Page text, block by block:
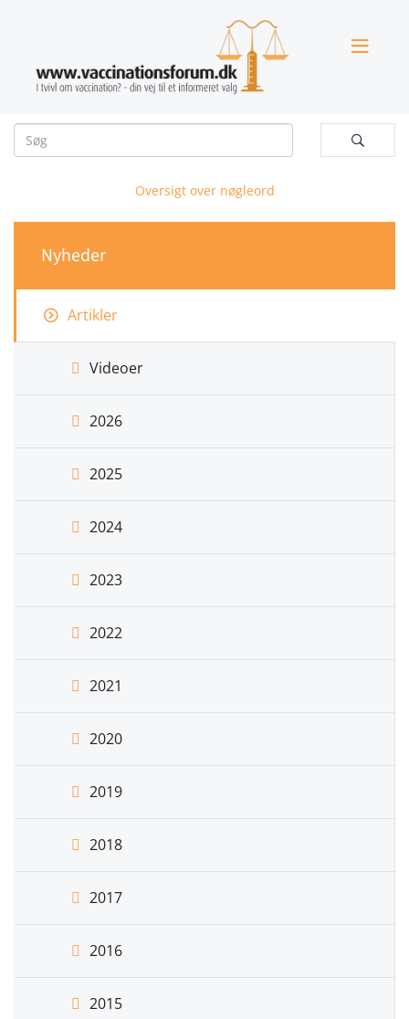


Oversigt over nøgleord
Nyheder
Artikler
Videoer
2026
2025
2024
2023
2022
2021
2020
2019
2018
2017
2016
2015